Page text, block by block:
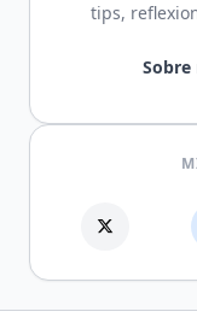
tips,
Sobre